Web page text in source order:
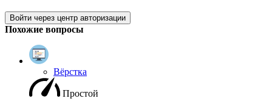
Войти через центр авторизации
Похожие вопросы
Вёрстка
Простой